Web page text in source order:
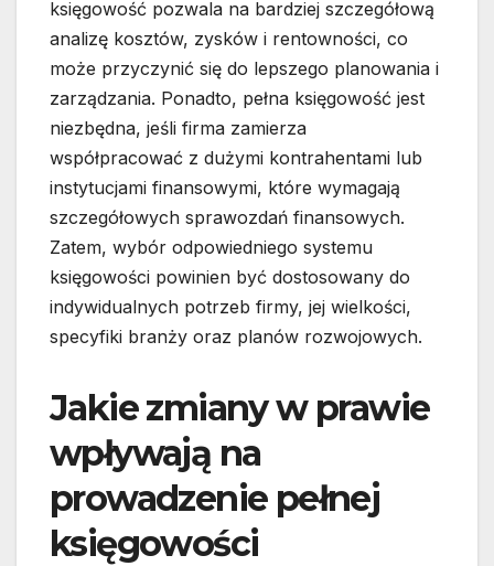
księgowość pozwala na bardziej szczegółową
analizę kosztów, zysków i rentowności, co
może przyczynić się do lepszego planowania i
zarządzania. Ponadto, pełna księgowość jest
niezbędna, jeśli firma zamierza
współpracować z dużymi kontrahentami lub
instytucjami finansowymi, które wymagają
szczegółowych sprawozdań finansowych.
Zatem, wybór odpowiedniego systemu
księgowości powinien być dostosowany do
indywidualnych potrzeb firmy, jej wielkości,
specyfiki branży oraz planów rozwojowych.
Jakie zmiany w prawie
wpływają na
prowadzenie pełnej
księgowości